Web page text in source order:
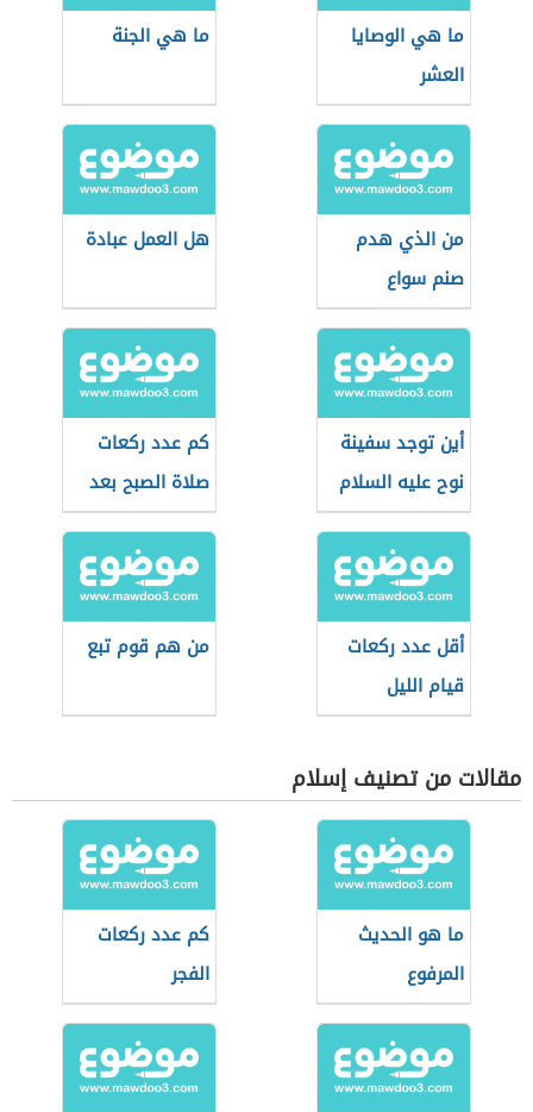
ما هي الوصايا
العشر
ما هي الجنة
من الذي هدم
صنم سواع
هل العمل عبادة
أين توجد سفينة
نوح عليه السلام
كم عدد ركعات
صلاة الصبح بعد
طلوع الشمس
أقل عدد ركعات
قيام الليل
من هم قوم تبع
مقالات من تصنيف إسلام
ما هو الحديث
المرفوع
كم عدد ركعات
الفجر